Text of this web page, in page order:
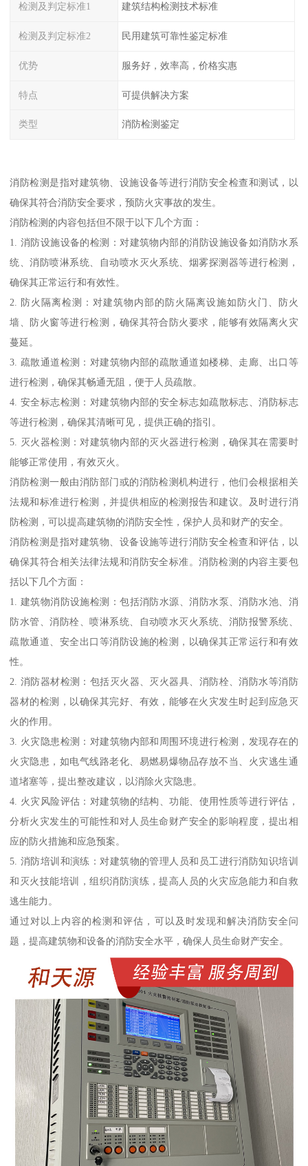
检测及判定标准1 建筑结构检测技术标准
检测及判定标准2 民用建筑可靠性鉴定标准
优势 服务好，效率高，价格实惠
特点 可提供解决方案
类型 消防检测鉴定
消防检测是指对建筑物、设施设备等进行消防安全检查和测试，以
确保其符合消防安全要求，预防火灾事故的发生。
消防检测的内容包括但不限于以下几个方面：
1. 消防设施设备的检测：对建筑物内部的消防设施设备如消防水系
统、消防喷淋系统、自动喷水灭火系统、烟雾探测器等进行检测，
确保其正常运行和有效性。
2. 防火隔离检测：对建筑物内部的防火隔离设施如防火门、防火
墙、防火窗等进行检测，确保其符合防火要求，能够有效隔离火灾
蔓延。
3. 疏散通道检测：对建筑物内部的疏散通道如楼梯、走廊、出口等
进行检测，确保其畅通无阻，便于人员疏散。
4. 安全标志检测：对建筑物内部的安全标志如疏散标志、消防标志
等进行检测，确保其清晰可见，提供正确的指引。
5. 灭火器检测：对建筑物内部的灭火器进行检测，确保其在需要时
能够正常使用，有效灭火。
消防检测一般由消防部门或的消防检测机构进行，他们会根据相关
法规和标准进行检测，并提供相应的检测报告和建议。及时进行消
防检测，可以提高建筑物的消防安全性，保护人员和财产的安全。
消防检测是指对建筑物、设备设施等进行消防安全检查和评估，以
确保其符合相关法律法规和消防安全标准。消防检测的内容主要包
括以下几个方面：
1. 建筑物消防设施检测：包括消防水源、消防水泵、消防水池、消
防水管、消防栓、喷淋系统、自动喷水灭火系统、消防报警系统、
疏散通道、安全出口等消防设施的检测，以确保其正常运行和有效
性。
2. 消防器材检测：包括灭火器、灭火器具、消防栓、消防水等消防
器材的检测，以确保其完好、有效，能够在火灾发生时起到应急灭
火的作用。
3. 火灾隐患检测：对建筑物内部和周围环境进行检测，发现存在的
火灾隐患，如电气线路老化、易燃易爆物品存放不当、火灾逃生通
道堵塞等，提出整改建议，以消除火灾隐患。
4. 火灾风险评估：对建筑物的结构、功能、使用性质等进行评估，
分析火灾发生的可能性和对人员生命财产安全的影响程度，提出相
应的防火措施和应急预案。
5. 消防培训和演练：对建筑物的管理人员和员工进行消防知识培训
和灭火技能培训，组织消防演练，提高人员的火灾应急能力和自救
逃生能力。
通过对以上内容的检测和评估，可以及时发现和解决消防安全问
题，提高建筑物和设备的消防安全水平，确保人员生命财产安全。